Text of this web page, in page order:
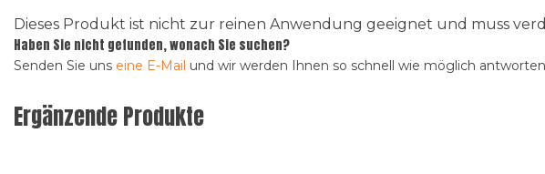
Dieses Produkt ist nicht zur reinen Anwendung geeignet und muss
Haben Sie nicht gefunden, wonach Sie suchen?
Senden Sie uns eine E-Mail und wir werden Ihnen so schnell wie möglich antworten
Ergänzende Produkte